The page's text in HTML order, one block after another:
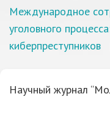
Международное
уголовного
киберпреступников
Научный журнал